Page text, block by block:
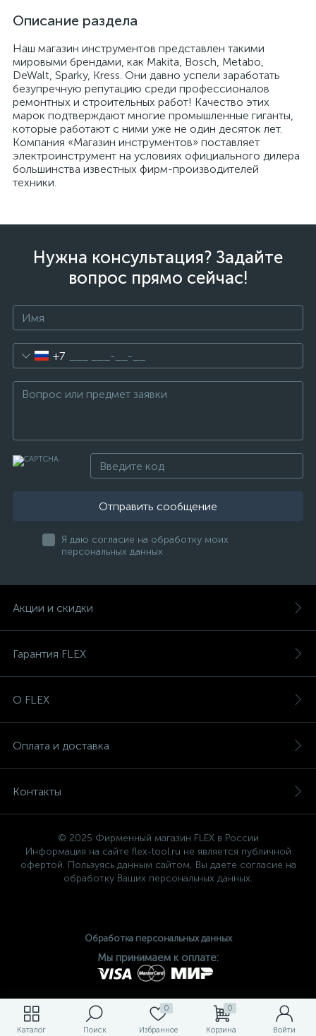
Каталог Поиск
0
Избранное
0
Корзина Войти
Описание раздела
Наш магазин инструментов представлен такими
мировыми брендами, как Makita, Bosch, Metabo,
DeWalt, Sparky, Kress. Они давно успели заработать
безупречную репутацию среди профессионалов
ремонтных и строительных работ! Качество этих
марок подтверждают многие промышленные гиганты,
которые работают с ними уже не один десяток лет.
Компания «Магазин инструментов» поставляет
электроинструмент на условиях официального дилера
большинства известных фирм-производителей
техники.
Нужна консультация? Задайте
вопрос прямо сейчас!
+7
Отправить сообщение
Я даю согласие на обработку моих
персональных данных
Акции и скидки
Гарантия FLEX
О FLEX
Оплата и доставка
Контакты
© 2025 Фирменный магазин FLEX в России
Информация на сайте flex-tool.ru не является публичной
офертой. Пользуясь данным сайтом, Вы даете согласие на
обработку Ваших персональных данных.
Обработка персональных данных
Мы принимаем к оплате: